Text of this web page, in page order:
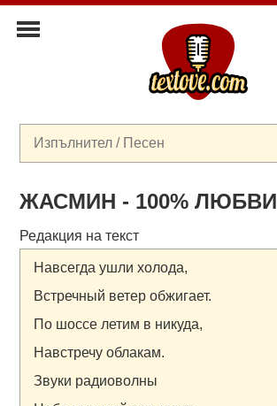
ЖАСМИН - 100% ЛЮБВИ
Редакция на текст